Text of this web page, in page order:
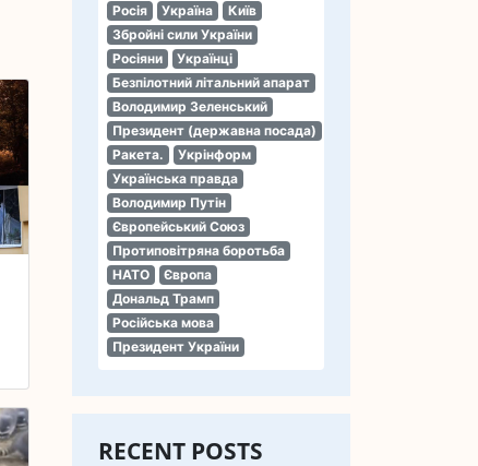
Росія Україна
Київ
Збройні сили України
Росіяни
Українці
Безпілотний літальний апарат
Володимир Зеленський
Президент (державна посада)
Ракета.
Укрінформ
Українська правда
Володимир Путін
Європейський Союз
Протиповітряна боротьба
НАТО
Європа
Дональд Трамп
Російська мова
Президент України
RECENT POSTS